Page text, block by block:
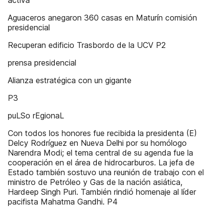
Aguaceros anegaron 360 casas en Maturín comisión
presidencial
Recuperan edificio Trasbordo de la UCV P2
prensa presidencial
Alianza estratégica con un gigante
P3
puLSo rEgionaL
Con todos los honores fue recibida la presidenta (E)
Delcy Rodríguez en Nueva Delhi por su homólogo
Narendra Modi; el tema central de su agenda fue la
cooperación en el área de hidrocarburos. La jefa de
Estado también sostuvo una reunión de trabajo con el
ministro de Petróleo y Gas de la nación asiática,
Hardeep Singh Puri. También rindió homenaje al líder
pacifista Mahatma Gandhi. P4